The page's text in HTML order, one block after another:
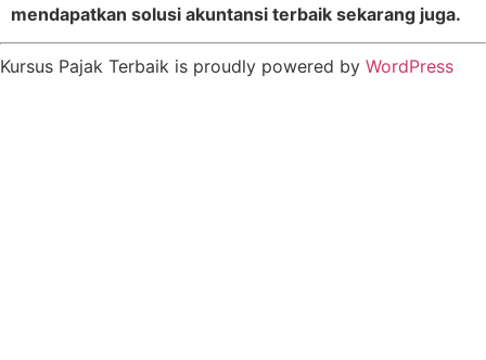
mendapatkan solusi akuntansi terbaik sekarang juga.
Kursus Pajak Terbaik is proudly powered by WordPress